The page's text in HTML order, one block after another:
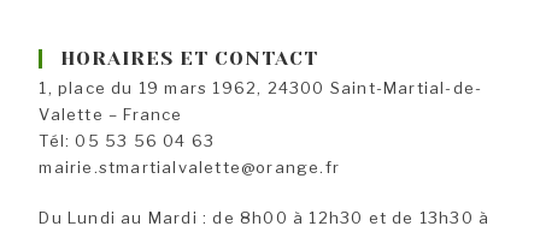
HORAIRES ET CONTACT
1, place du 19 mars 1962, 24300 Saint-Martial-de-
Valette – France
Tél: 05 53 56 04 63
mairie.stmartialvalette@orange.fr
Du Lundi au Mardi : de 8h00 à 12h30 et de 13h30 à